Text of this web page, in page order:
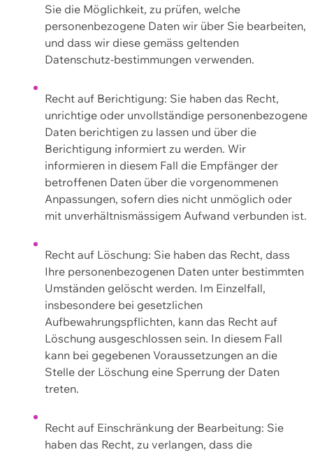
Sie die Möglichkeit, zu prüfen, welche
personenbezogene Daten wir über Sie bearbeiten,
und dass wir diese gemäss geltenden
Datenschutz-bestimmungen verwenden.
Recht auf Berichtigung: Sie haben das Recht,
unrichtige oder unvollständige personenbezogene
Daten berichtigen zu lassen und über die
Berichtigung informiert zu werden. Wir
informieren in diesem Fall die Empfänger der
betroffenen Daten über die vorgenommenen
Anpassungen, sofern dies nicht unmöglich oder
mit unverhältnismässigem Aufwand verbunden ist.
Recht auf Löschung: Sie haben das Recht, dass
Ihre personenbezogenen Daten unter bestimmten
Umständen gelöscht werden. Im Einzelfall,
insbesondere bei gesetzlichen
Aufbewahrungspflichten, kann das Recht auf
Löschung ausgeschlossen sein. In diesem Fall
kann bei gegebenen Voraussetzungen an die
Stelle der Löschung eine Sperrung der Daten
treten.
Recht auf Einschränkung der Bearbeitung: Sie
haben das Recht, zu verlangen, dass die